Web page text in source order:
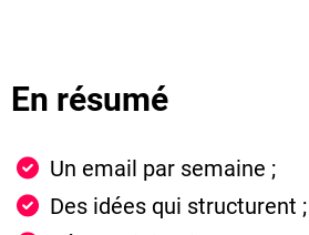
En résumé
Un email par semaine ;
Des idées qui structurent ;